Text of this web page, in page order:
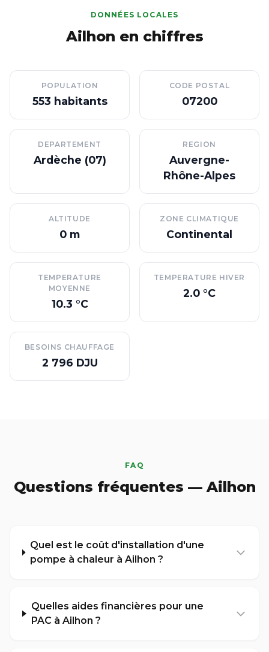
DONNÉES LOCALES
Ailhon en chiffres
POPULATION
553 habitants
CODE POSTAL
07200
DEPARTEMENT
Ardèche (07)
REGION
Auvergne-
Rhône-Alpes
ALTITUDE
0 m
ZONE CLIMATIQUE
Continental
TEMPERATURE
MOYENNE
10.3 °C
TEMPERATURE HIVER
2.0 °C
BESOINS CHAUFFAGE
2 796 DJU
FAQ
Questions fréquentes — Ailhon
Quel est le coût d'installation d'une
pompe à chaleur à Ailhon ?
Quelles aides financières pour une
PAC à Ailhon ?